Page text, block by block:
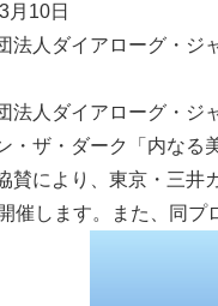
月10日
法人ダイアローグ・ジ
法人ダイアローグ・ジ
・ザ・ダーク「内なる
賛により、東京・三井
催します。また、同プ